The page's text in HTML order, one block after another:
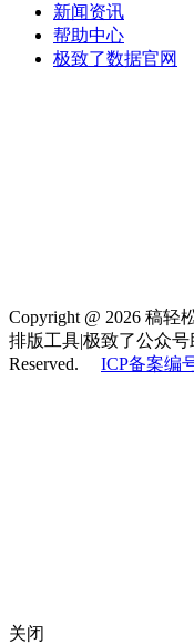
新闻资讯
帮助中心
极致了数据官网
Copyright @ 2026 稿
排版工具|极致了公众
Reserved. ICP备案编
关闭